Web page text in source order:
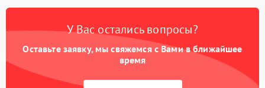
У Вас остались вопросы?
Оставьте заявку, мы свяжемся с Вами в ближайшее
время